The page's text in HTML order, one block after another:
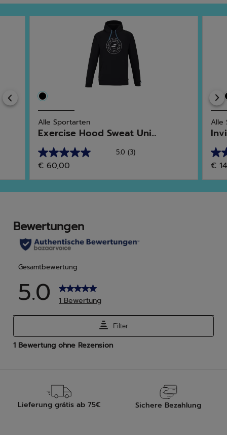
Previous
Alle Sportarten
Exercise Hood Sweat Uni...
5.0 (3)
5.0
von
5
Sternen.
Bewertungen
€ 60,00
Alle
4.5
von
5
€
Lieferung grátis ab 75€ Sichere Bezahlung